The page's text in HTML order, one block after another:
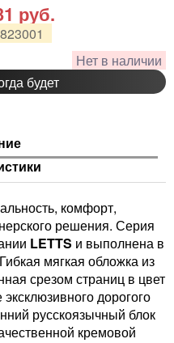
823001
Нет в наличии
будет
руб.
комфорт,
решения. Серия
LETTS и выполнена в
мягкая обложка из
срезом страниц в цвет
дорогого
русскоязычный блок
кремовой